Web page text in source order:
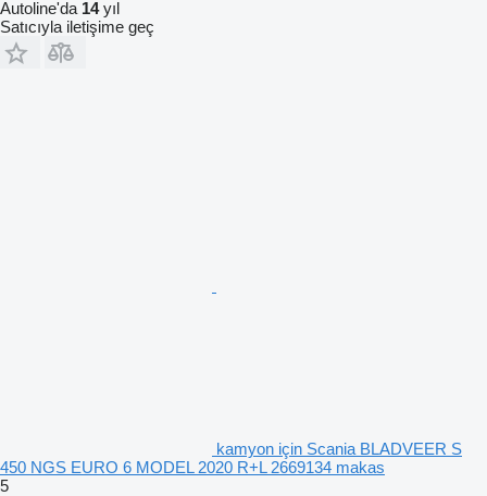
Autoline'da 14yıl
Satıcıyla iletişime geç
kamyon için Scania BLADVEER S
450 NGS EURO 6 MODEL 2020 R+L 2669134 makas
5